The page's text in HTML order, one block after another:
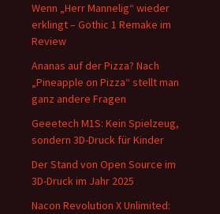
Wenn „Herr Mannelig“ wieder
erklingt – Gothic 1 Remake im
Review
Ananas auf der Pizza? Nach
„Pineapple on Pizza“ stellt man
ganz andere Fragen
Geeetech M1S: Kein Spielzeug,
sondern 3D-Druck für Kinder
Der Stand von Open Source im
3D-Druck im Jahr 2025
Nacon Revolution X Unlimited: